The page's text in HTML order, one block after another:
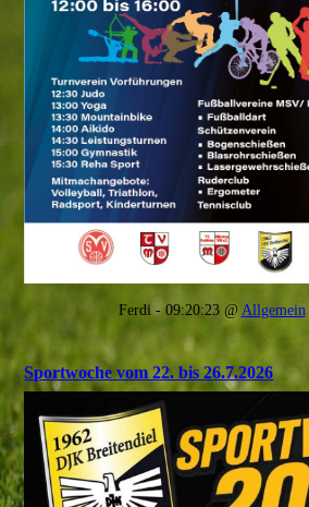
Ferdi - 09:20:23 @ Allgemein
Sportwoche vom 22. bis 26.7.2026